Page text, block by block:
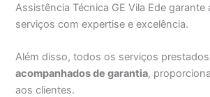
Assistência Técnica GE Vila Ede garante
serviços com expertise e excelência.
Além disso, todos os serviços
acompanhados de garantia,
aos clientes.